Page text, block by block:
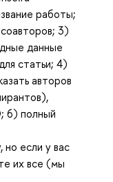
работы;
3)
данные
статьи; 4)
авторов
6) полный
но если у вас
их все (мы